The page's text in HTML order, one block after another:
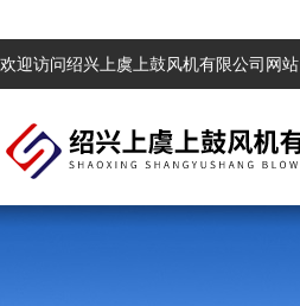
欢迎访问绍兴上虞上鼓风机有限公司网站